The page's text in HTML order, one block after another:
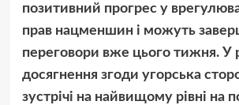
позитивний прогрес у
прав нацменшин і можуть
переговори вже цього тижня. У
досягнення згоди угорська
зустрічі на найвищому рівні на